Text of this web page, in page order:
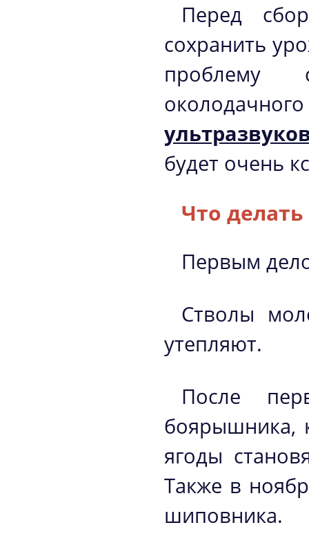
Перед
сохранить
проблему
будет очень
Что
Первым
Стволы
утепляют.
После
боярышника,
ягоды
Также в
шиповника.